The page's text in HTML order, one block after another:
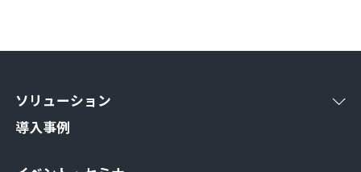
ソリューション
導入事例